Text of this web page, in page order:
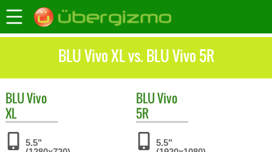
BLU Vivo XL vs. BLU Vivo 5R
BLUVivo
XL
5.5"
BLUVivo
5R
5.5"